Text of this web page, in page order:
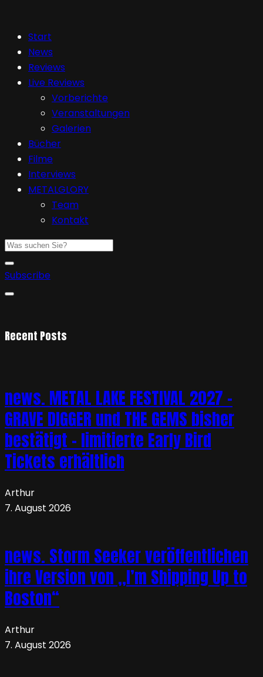
Start
News
Reviews
Live Reviews
Vorberichte
Veranstaltungen
Galerien
Bücher
Filme
Interviews
METALGLORY
Team
Kontakt
Subscribe
Recent Posts
news. METAL LAKE FESTIVAL 2027 –
GRAVE DIGGER und THE GEMS bisher
bestätigt – limitierte Early Bird
Tickets erhältlich
Arthur
7. August 2026
news. Storm Seeker veröffentlichen
ihre Version von „I’m Shipping Up to
Boston“
Arthur
7. August 2026